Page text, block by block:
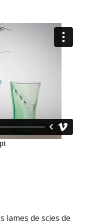
de scies de